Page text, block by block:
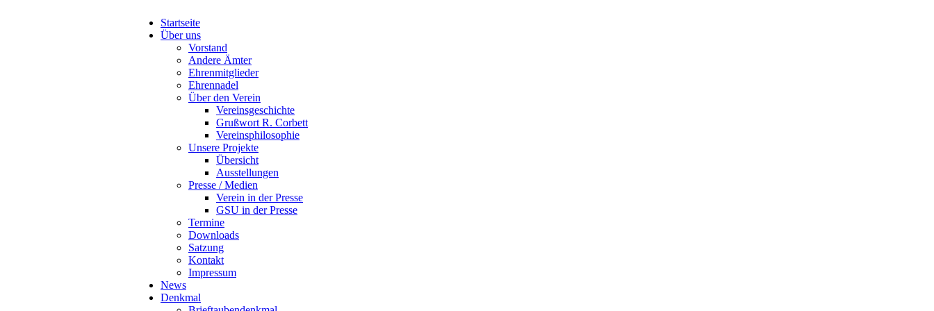
Startseite
Über uns
Vorstand
Andere Ämter
Ehrenmitglieder
Ehrennadel
Über den Verein
Vereinsgeschichte
Grußwort R. Corbett
Vereinsphilosophie
Unsere Projekte
Übersicht
Ausstellungen
Presse / Medien
Verein in der Presse
GSU in der Presse
Termine
Downloads
Satzung
Kontakt
Impressum
News
Denkmal